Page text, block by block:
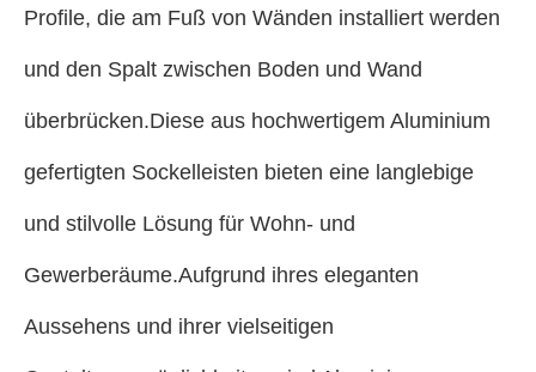
Profile, die am Fuß von Wänden installiert werden
und den Spalt zwischen Boden und Wand
überbrücken.Diese aus hochwertigem Aluminium
gefertigten Sockelleisten bieten eine langlebige
und stilvolle Lösung für Wohn- und
Gewerberäume.Aufgrund ihres eleganten
Aussehens und ihrer vielseitigen